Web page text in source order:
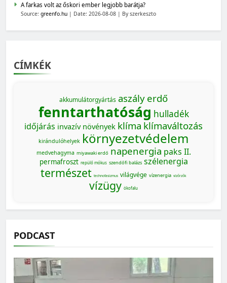
A farkas volt az őskori ember legjobb barátja?
Source: greenfo.hu Date: 2026-08-08 By szerkeszto
CÍMKÉK
akkumulátorgyártás aszály erdő
fenntarthatóság hulladék
időjárás invazív növények klíma klímaváltozás
kirándulóhelyek környezetvédelem
medvehagyma miyawaki erdő napenergia paks II.
permafroszt repülő mókus szendőfi balázs szélenergia
természet technofasizmus világvége vízenergia vízőrzők
vízügy ökofalu
PODCAST